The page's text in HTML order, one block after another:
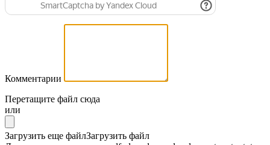
Комментарии
Перетащите файл сюда
или
Загрузить еще файлЗагрузить файл